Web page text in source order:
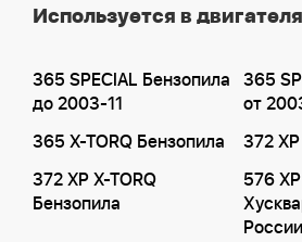
Используется в
365 SPECIAL Бензопила
до 2003-11
365
от
365 X-TORQ Бензопила
372
372 XP X-TORQ
Бензопила
576
России